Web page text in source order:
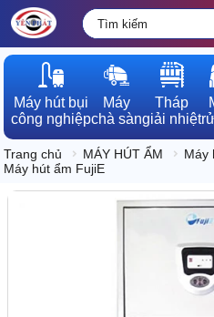
Máy hút bụi
công nghiệp
Máy
chà sàn
Tháp
giải nhiệt
Trang chủ MÁY HÚT ẨM
Máy
Máy hút ẩm FujiE